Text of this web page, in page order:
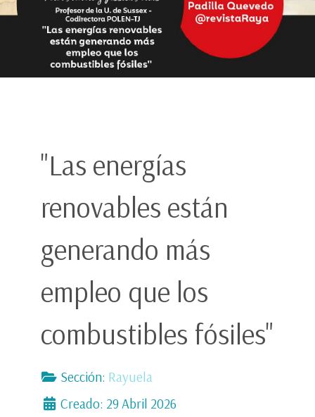
"Las energías
renovables están
generando más
empleo que los
combustibles fósiles"
Sección: Rayuela
Creado: 29 Abril 2026